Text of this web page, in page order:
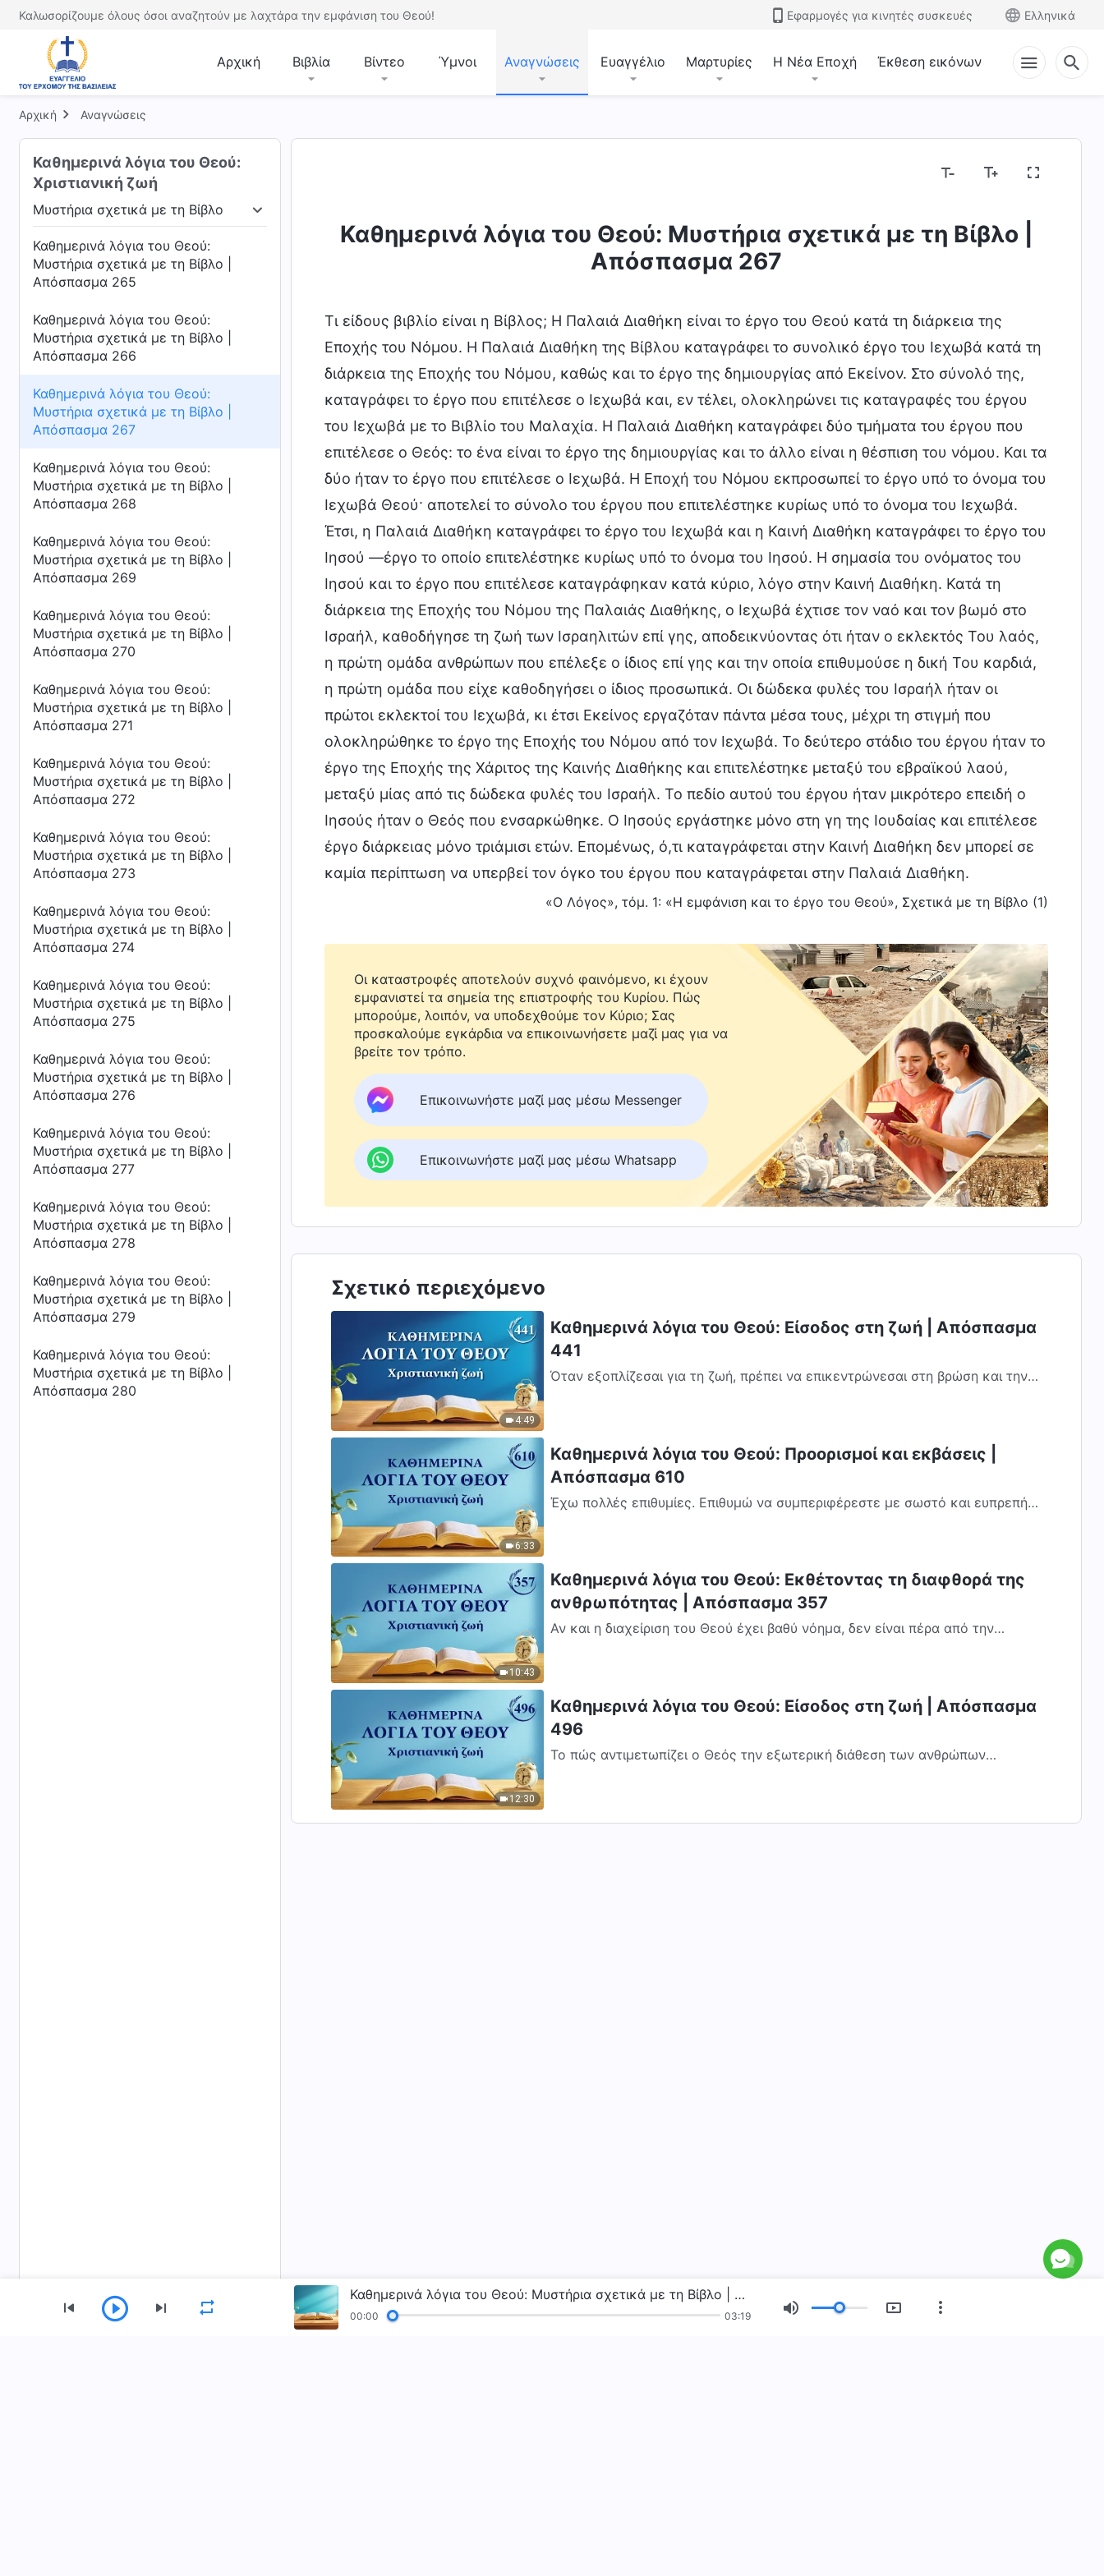
Καλωσορίζουμε όλους όσοι αναζητούν με λαχτάρα την εμφάνιση του Θεού! Εφαρμογές για κινητές συσκευές Ελληνικά
Αρχική Βιβλία Βίντεο Ύμνοι Αναγνώσεις Ευαγγέλιο Μαρτυρίες Η Νέα Εποχή Έκθεση εικόνων
Αρχική Αναγνώσεις
Καθημερινά λόγια του Θεού:
Χριστιανική ζωή
Μυστήρια σχετικά με τη Βίβλο
είναι Μυστήρια σχετικά με τη Βίβλο Εκθέτοντας τις θρησκευτικές αντιλήψεις Εκθέτοντας τη διαφθορά της ανθρωπότητας Είσοδος στη
Καθημερινά λόγια του Θεού:
Μυστήρια σχετικά με τη Βίβλο |
Απόσπασμα 265
Καθημερινά λόγια του Θεού:
Μυστήρια σχετικά με τη Βίβλο |
Απόσπασμα 266
Καθημερινά λόγια του Θεού:
Μυστήρια σχετικά με τη Βίβλο |
Απόσπασμα 267
Καθημερινά λόγια του Θεού:
Μυστήρια σχετικά με τη Βίβλο |
Απόσπασμα 268
Καθημερινά λόγια του Θεού:
Μυστήρια σχετικά με τη Βίβλο |
Απόσπασμα 269
Καθημερινά λόγια του Θεού:
Μυστήρια σχετικά με τη Βίβλο |
Απόσπασμα 270
Καθημερινά λόγια του Θεού:
Μυστήρια σχετικά με τη Βίβλο |
Απόσπασμα 271
Καθημερινά λόγια του Θεού:
Μυστήρια σχετικά με τη Βίβλο |
Απόσπασμα 272
Καθημερινά λόγια του Θεού:
Μυστήρια σχετικά με τη Βίβλο |
Απόσπασμα 273
Καθημερινά λόγια του Θεού:
Μυστήρια σχετικά με τη Βίβλο |
Απόσπασμα 274
Καθημερινά λόγια του Θεού:
Μυστήρια σχετικά με τη Βίβλο |
Απόσπασμα 275
Καθημερινά λόγια του Θεού:
Μυστήρια σχετικά με τη Βίβλο |
Απόσπασμα 276
Καθημερινά λόγια του Θεού:
Μυστήρια σχετικά με τη Βίβλο |
Απόσπασμα 277
Καθημερινά λόγια του Θεού:
Μυστήρια σχετικά με τη Βίβλο |
Απόσπασμα 278
Καθημερινά λόγια του Θεού:
Μυστήρια σχετικά με τη Βίβλο |
Απόσπασμα 279
Καθημερινά λόγια του Θεού:
Μυστήρια σχετικά με τη Βίβλο |
Απόσπασμα 280
Καθημερινά λόγια του Θεού: Μυστήρια σχετικά με τη Βίβλο |
Απόσπασμα 267
Τι είδους βιβλίο είναι η Βίβλος; Η Παλαιά Διαθήκη είναι το έργο του Θεού κατά τη διάρκεια της
Εποχής του Νόμου. Η Παλαιά Διαθήκη της Βίβλου καταγράφει το συνολικό έργο του Ιεχωβά κατά τη
διάρκεια της Εποχής του Νόμου, καθώς και το έργο της δημιουργίας από Εκείνον. Στο σύνολό της,
καταγράφει το έργο που επιτέλεσε ο Ιεχωβά και, εν τέλει, ολοκληρώνει τις καταγραφές του έργου
του Ιεχωβά με το Βιβλίο του Μαλαχία. Η Παλαιά Διαθήκη καταγράφει δύο τμήματα του έργου που
επιτέλεσε ο Θεός: το ένα είναι το έργο της δημιουργίας και το άλλο είναι η θέσπιση του νόμου. Και τα
δύο ήταν το έργο που επιτέλεσε ο Ιεχωβά. Η Εποχή του Νόμου εκπροσωπεί το έργο υπό το όνομα του
Ιεχωβά Θεού· αποτελεί το σύνολο του έργου που επιτελέστηκε κυρίως υπό το όνομα του Ιεχωβά.
Έτσι, η Παλαιά Διαθήκη καταγράφει το έργο του Ιεχωβά και η Καινή Διαθήκη καταγράφει το έργο του
Ιησού —έργο το οποίο επιτελέστηκε κυρίως υπό το όνομα του Ιησού. Η σημασία του ονόματος του
Ιησού και το έργο που επιτέλεσε καταγράφηκαν κατά κύριο, λόγο στην Καινή Διαθήκη. Κατά τη
διάρκεια της Εποχής του Νόμου της Παλαιάς Διαθήκης, ο Ιεχωβά έχτισε τον ναό και τον βωμό στο
Ισραήλ, καθοδήγησε τη ζωή των Ισραηλιτών επί γης, αποδεικνύοντας ότι ήταν ο εκλεκτός Του λαός,
η πρώτη ομάδα ανθρώπων που επέλεξε ο ίδιος επί γης και την οποία επιθυμούσε η δική Του καρδιά,
η πρώτη ομάδα που είχε καθοδηγήσει ο ίδιος προσωπικά. Οι δώδεκα φυλές του Ισραήλ ήταν οι
πρώτοι εκλεκτοί του Ιεχωβά, κι έτσι Εκείνος εργαζόταν πάντα μέσα τους, μέχρι τη στιγμή που
ολοκληρώθηκε το έργο της Εποχής του Νόμου από τον Ιεχωβά. Το δεύτερο στάδιο του έργου ήταν το
έργο της Εποχής της Χάριτος της Καινής Διαθήκης και επιτελέστηκε μεταξύ του εβραϊκού λαού,
μεταξύ μίας από τις δώδεκα φυλές του Ισραήλ. Το πεδίο αυτού του έργου ήταν μικρότερο επειδή ο
Ιησούς ήταν ο Θεός που ενσαρκώθηκε. Ο Ιησούς εργάστηκε μόνο στη γη της Ιουδαίας και επιτέλεσε
έργο διάρκειας μόνο τριάμισι ετών. Επομένως, ό,τι καταγράφεται στην Καινή Διαθήκη δεν μπορεί σε
καμία περίπτωση να υπερβεί τον όγκο του έργου που καταγράφεται στην Παλαιά Διαθήκη.
«Ο Λόγος», τόμ. 1: «Η εμφάνιση και το έργο του Θεού», Σχετικά με τη Βίβλο (1)
Οι καταστροφές αποτελούν συχνό φαινόμενο, κι έχουν
εμφανιστεί τα σημεία της επιστροφής του Κυρίου. Πώς
μπορούμε, λοιπόν, να υποδεχθούμε τον Κύριο; Σας
προσκαλούμε εγκάρδια να επικοινωνήσετε μαζί μας για να
βρείτε τον τρόπο.
Επικοινωνήστε μαζί μας μέσω Messenger
Επικοινωνήστε μαζί μας μέσω Whatsapp
Σχετικό περιεχόμενο
4:49
Καθημερινά λόγια του Θεού: Είσοδος στη ζωή | Απόσπασμα
441
Όταν εξοπλίζεσαι για τη ζωή, πρέπει να επικεντρώνεσαι στη βρώση και την
6:33
Καθημερινά λόγια του Θεού: Προορισμοί και εκβάσεις |
Απόσπασμα 610
Έχω πολλές επιθυμίες. Επιθυμώ να συμπεριφέρεστε με σωστό και ευπρεπή
10:43
Καθημερινά λόγια του Θεού: Εκθέτοντας τη διαφθορά της
ανθρωπότητας | Απόσπασμα 357
Αν και η διαχείριση του Θεού έχει βαθύ νόημα, δεν είναι πέρα από την
12:30
Καθημερινά λόγια του Θεού: Είσοδος στη ζωή | Απόσπασμα
496
Το πώς αντιμετωπίζει ο Θεός την εξωτερική διάθεση των ανθρώπων
Καθημερινά λόγια του Θεού: Μυστήρια σχετικά με τη Βίβλο | Απόσπασμα 267
00:00 03:19